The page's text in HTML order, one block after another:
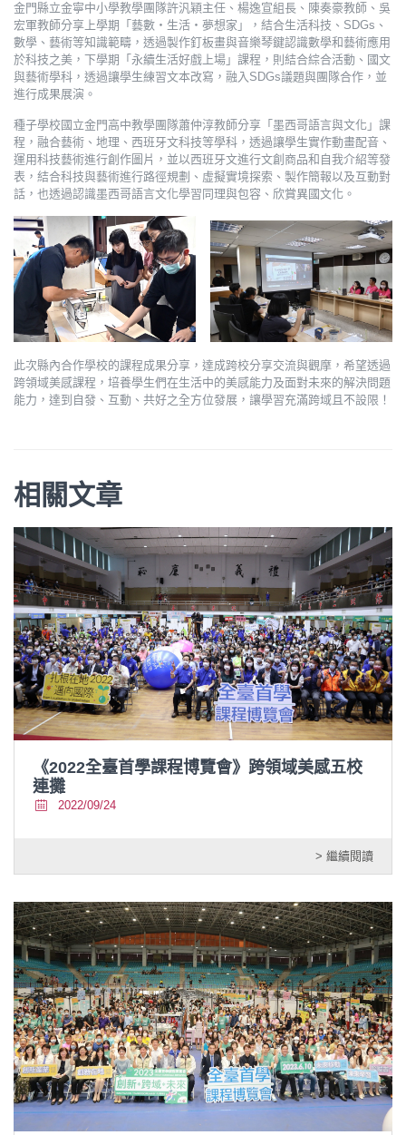
金門縣立金寧中小學教學團隊許汎穎主任、楊逸宣組長、陳奏豪教師、吳
宏軍教師分享上學期「藝數‧生活‧夢想家」，結合生活科技、SDGs、
數學、藝術等知識範疇，透過製作釘板畫與音樂琴鍵認識數學和藝術應用
於科技之美，下學期「永續生活好戲上場」課程，則結合綜合活動、國文
與藝術學科，透過讓學生練習文本改寫，融入SDGs議題與團隊合作，並
進行成果展演。
種子學校國立金門高中教學團隊蕭仲淳教師分享「墨西哥語言與文化」課
程，融合藝術、地理、西班牙文科技等學科，透過讓學生實作動畫配音、
運用科技藝術進行創作圖片，並以西班牙文進行文創商品和自我介紹等發
表，結合科技與藝術進行路徑規劃、虛擬實境探索、製作簡報以及互動對
話，也透過認識墨西哥語言文化學習同理與包容、欣賞異國文化。
此次縣內合作學校的課程成果分享，達成跨校分享交流與觀摩，希望透過
跨領域美感課程，培養學生們在生活中的美感能力及面對未來的解決問題
能力，達到自發、互動、共好之全方位發展，讓學習充滿跨域且不設限！
相關文章
《2022全臺首學課程博覽會》跨領域美感五校
連攤
2022/09/24
> 繼續閱讀